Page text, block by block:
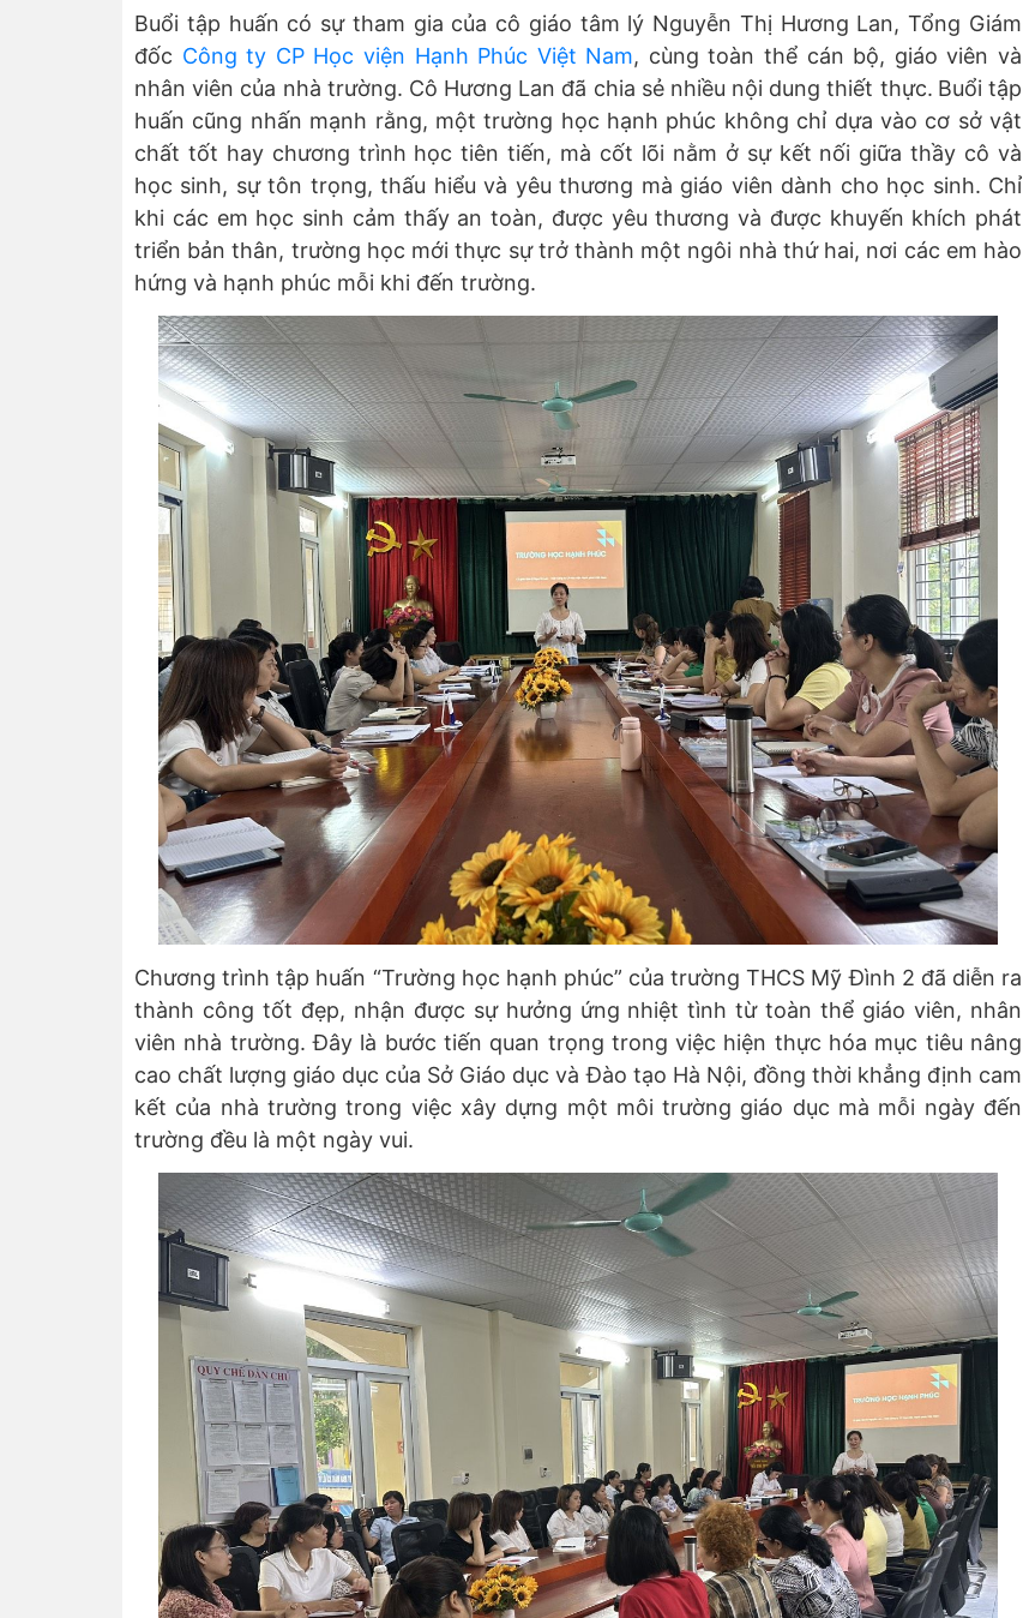
Buổi tập huấn có sự tham gia của cô giáo tâm lý Nguyễn Thị Hương Lan, Tổng Giám
đốc Công ty CP Học viện Hạnh Phúc Việt Nam, cùng toàn thể cán bộ, giáo viên và
nhân viên của nhà trường. Cô Hương Lan đã chia sẻ nhiều nội dung thiết thực. Buổi tập
huấn cũng nhấn mạnh rằng, một trường học hạnh phúc không chỉ dựa vào cơ sở vật
chất tốt hay chương trình học tiên tiến, mà cốt lõi nằm ở sự kết nối giữa thầy cô và
học sinh, sự tôn trọng, thấu hiểu và yêu thương mà giáo viên dành cho học sinh. Chỉ
khi các em học sinh cảm thấy an toàn, được yêu thương và được khuyến khích phát
triển bản thân, trường học mới thực sự trở thành một ngôi nhà thứ hai, nơi các em hào
hứng và hạnh phúc mỗi khi đến trường.
Chương trình tập huấn “Trường học hạnh phúc” của trường THCS Mỹ Đình 2 đã diễn ra
thành công tốt đẹp, nhận được sự hưởng ứng nhiệt tình từ toàn thể giáo viên, nhân
viên nhà trường. Đây là bước tiến quan trọng trong việc hiện thực hóa mục tiêu nâng
cao chất lượng giáo dục của Sở Giáo dục và Đào tạo Hà Nội, đồng thời khẳng định cam
kết của nhà trường trong việc xây dựng một môi trường giáo dục mà mỗi ngày đến
trường đều là một ngày vui.